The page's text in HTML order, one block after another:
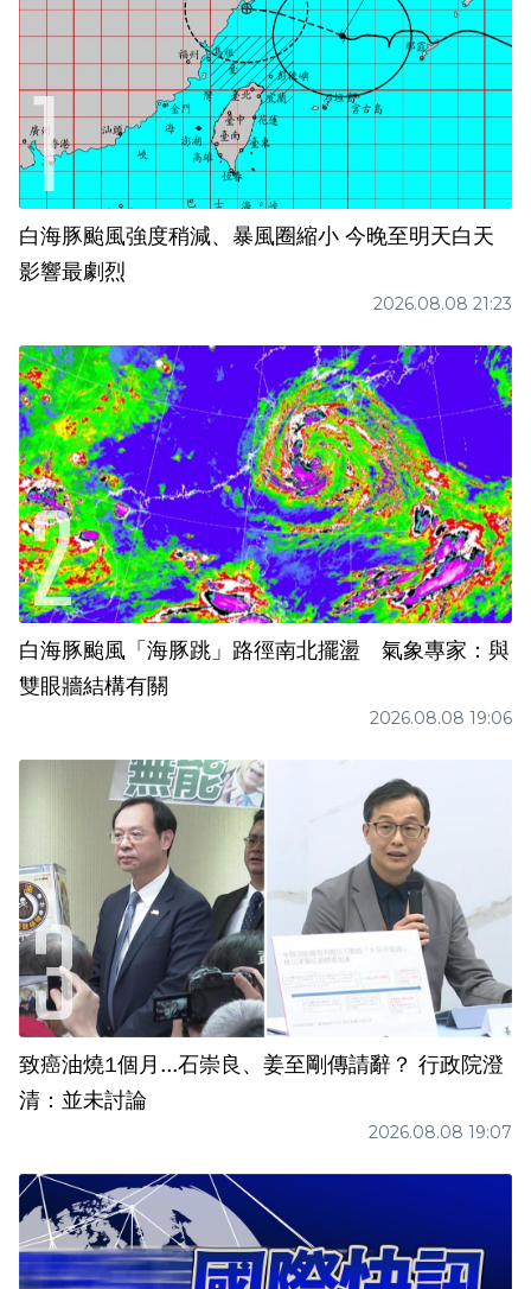
白海豚颱風強度稍減、暴風圈縮小 今晚至明天白天
影響最劇烈
2026.08.08 21:23
白海豚颱風「海豚跳」路徑南北擺盪 氣象專家：與
雙眼牆結構有關
2026.08.08 19:06
致癌油燒1個月...石崇良、姜至剛傳請辭？ 行政院澄
清：並未討論
2026.08.08 19:07